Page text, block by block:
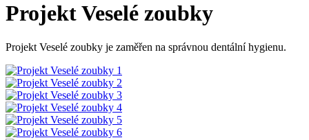
Projekt Veselé zoubky
Projekt Veselé zoubky je zaměřen na správnou dentální hygienu.